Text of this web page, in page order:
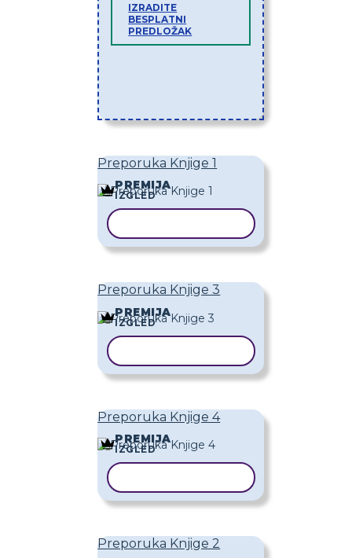
IZRADITE
BESPLATNI
PREDLOŽAK
Preporuka Knjige 1
PREMIJA
IZGLED
Preporuka Knjige 3
PREMIJA
IZGLED
Preporuka Knjige 4
PREMIJA
IZGLED
Preporuka Knjige 2